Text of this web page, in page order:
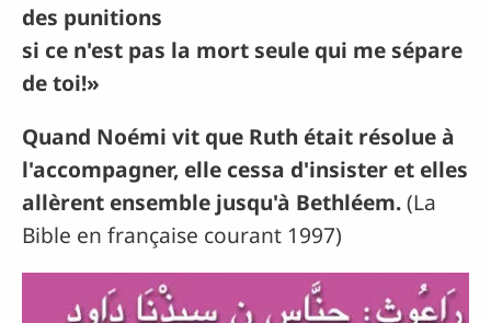
des punitions
si ce n'est pas la mort seule qui me sépare
de toi!»
Quand Noémi vit que Ruth était résolue à
l'accompagner, elle cessa d'insister et elles
allèrent ensemble jusqu'à Bethléem.(La
Bible en française courant 1997)